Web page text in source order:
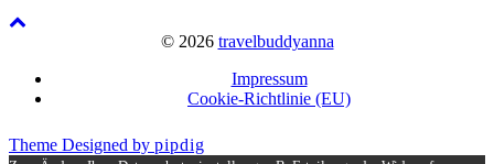
© 2026 travelbuddyanna
Impressum
Cookie-Richtlinie (EU)
Theme Designed by pipdig